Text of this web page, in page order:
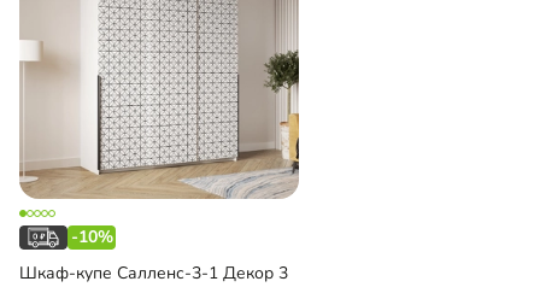
-10%
Шкаф-купе Салленс-3-1 Декор 3